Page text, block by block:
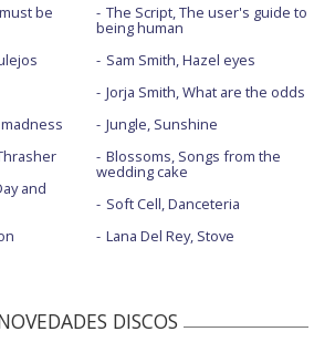
be
and
The Script, The user's guide to
being human
Sam Smith, Hazel eyes
Jorja Smith, What are the odds
Jungle, Sunshine
Blossoms, Songs from the
wedding cake
Soft Cell, Danceteria
Lana Del Rey, Stove
DISCOS